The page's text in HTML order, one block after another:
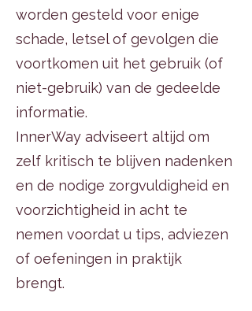
worden gesteld voor enige
schade, letsel of gevolgen die
voortkomen uit het gebruik (of
niet-gebruik) van de gedeelde
informatie.
InnerWay adviseert altijd om
zelf kritisch te blijven nadenken
en de nodige zorgvuldigheid en
voorzichtigheid in acht te
nemen voordat u tips, adviezen
of oefeningen in praktijk
brengt.